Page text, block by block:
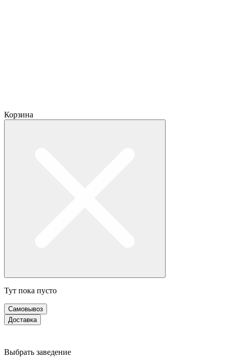
Корзина
Тут пока пусто
Самовывоз
Доставка
Выбрать заведение